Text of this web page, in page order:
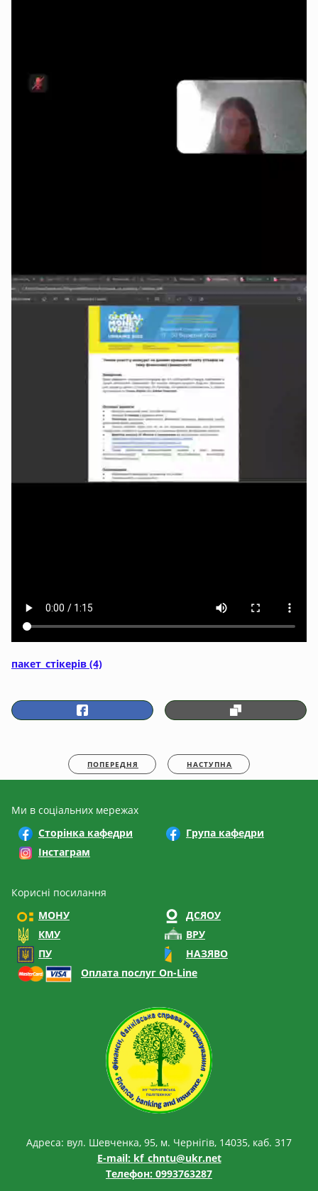
пакет_стікерів (4)
ПОПЕРЕДНЯ НАСТУПНА
Ми в соціальних мережах
Сторінка кафедри
Група кафедри
Інстаграм
Корисні посилання
МОНУ
ДСЯОУ
КМУ
ВРУ
ПУ
НАЗЯВО
Оплата послуг On-Line
Адреса: вул. Шевченка, 95, м. Чернігів, 14035, каб. 317
E-mail: kf_chntu@ukr.net
Телефон: 0993763287